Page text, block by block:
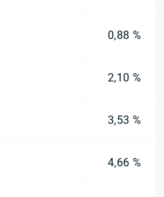
0,88 %
2,10 %
3,53 %
4,66 %